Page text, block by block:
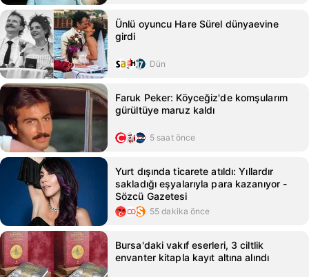
Ünlü oyuncu Hare Sürel dünyaevine
girdi
Dün
Faruk Peker: Köyceğiz'de komşularım
gürültüye maruz kaldı
5 saat önce
Yurt dışında ticarete atıldı: Yıllardır
sakladığı eşyalarıyla para kazanıyor -
Sözcü Gazetesi
55 dakika önce
Bursa'daki vakıf eserleri, 3 ciltlik
envanter kitapla kayıt altına alındı